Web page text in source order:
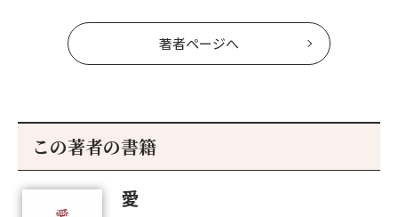
著者ページへ
この著者の書籍
愛